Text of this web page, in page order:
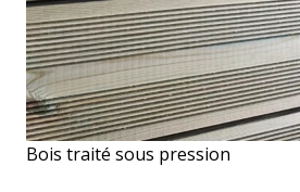
Bois traité sous pression